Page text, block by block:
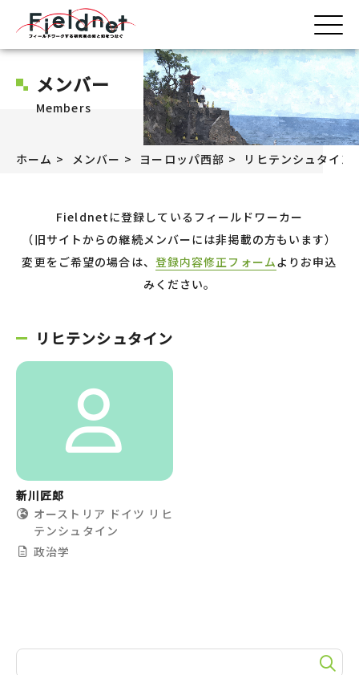
メンバー
Members
ホーム メンバー ヨーロッパ西部 リヒテンシュタイン
Fieldnetに登録しているフィールドワーカー
（旧サイトからの継続メンバーには非掲載の方もいます）
変更をご希望の場合は、 登録内容修正フォームよりお申込
みください。
リヒテンシュタイン
新川匠郎
オーストリア ドイツ リヒ
テンシュタイン
政治学